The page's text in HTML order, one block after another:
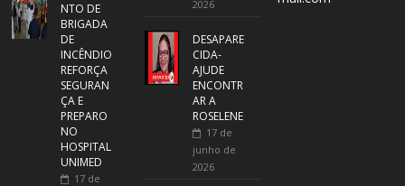
NTO DE
BRIGADA
DE
INCÊNDIO
REFORÇA
SEGURAN
ÇA E
PREPARO
NO
HOSPITAL
UNIMED
17 de
2026
DESAPARE
CIDA-
AJUDE
ENCONTR
AR A
ROSELENE
17 de
junho de
2026